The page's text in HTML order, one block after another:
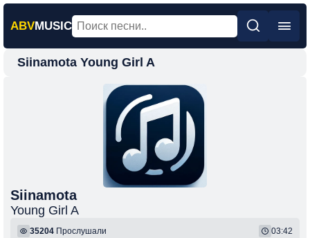
ABVMUSIC
Главная
Шансон
Фонк
Siinamota Young Girl A
Siinamota
Young Girl A
35204 Прослушали 03:42